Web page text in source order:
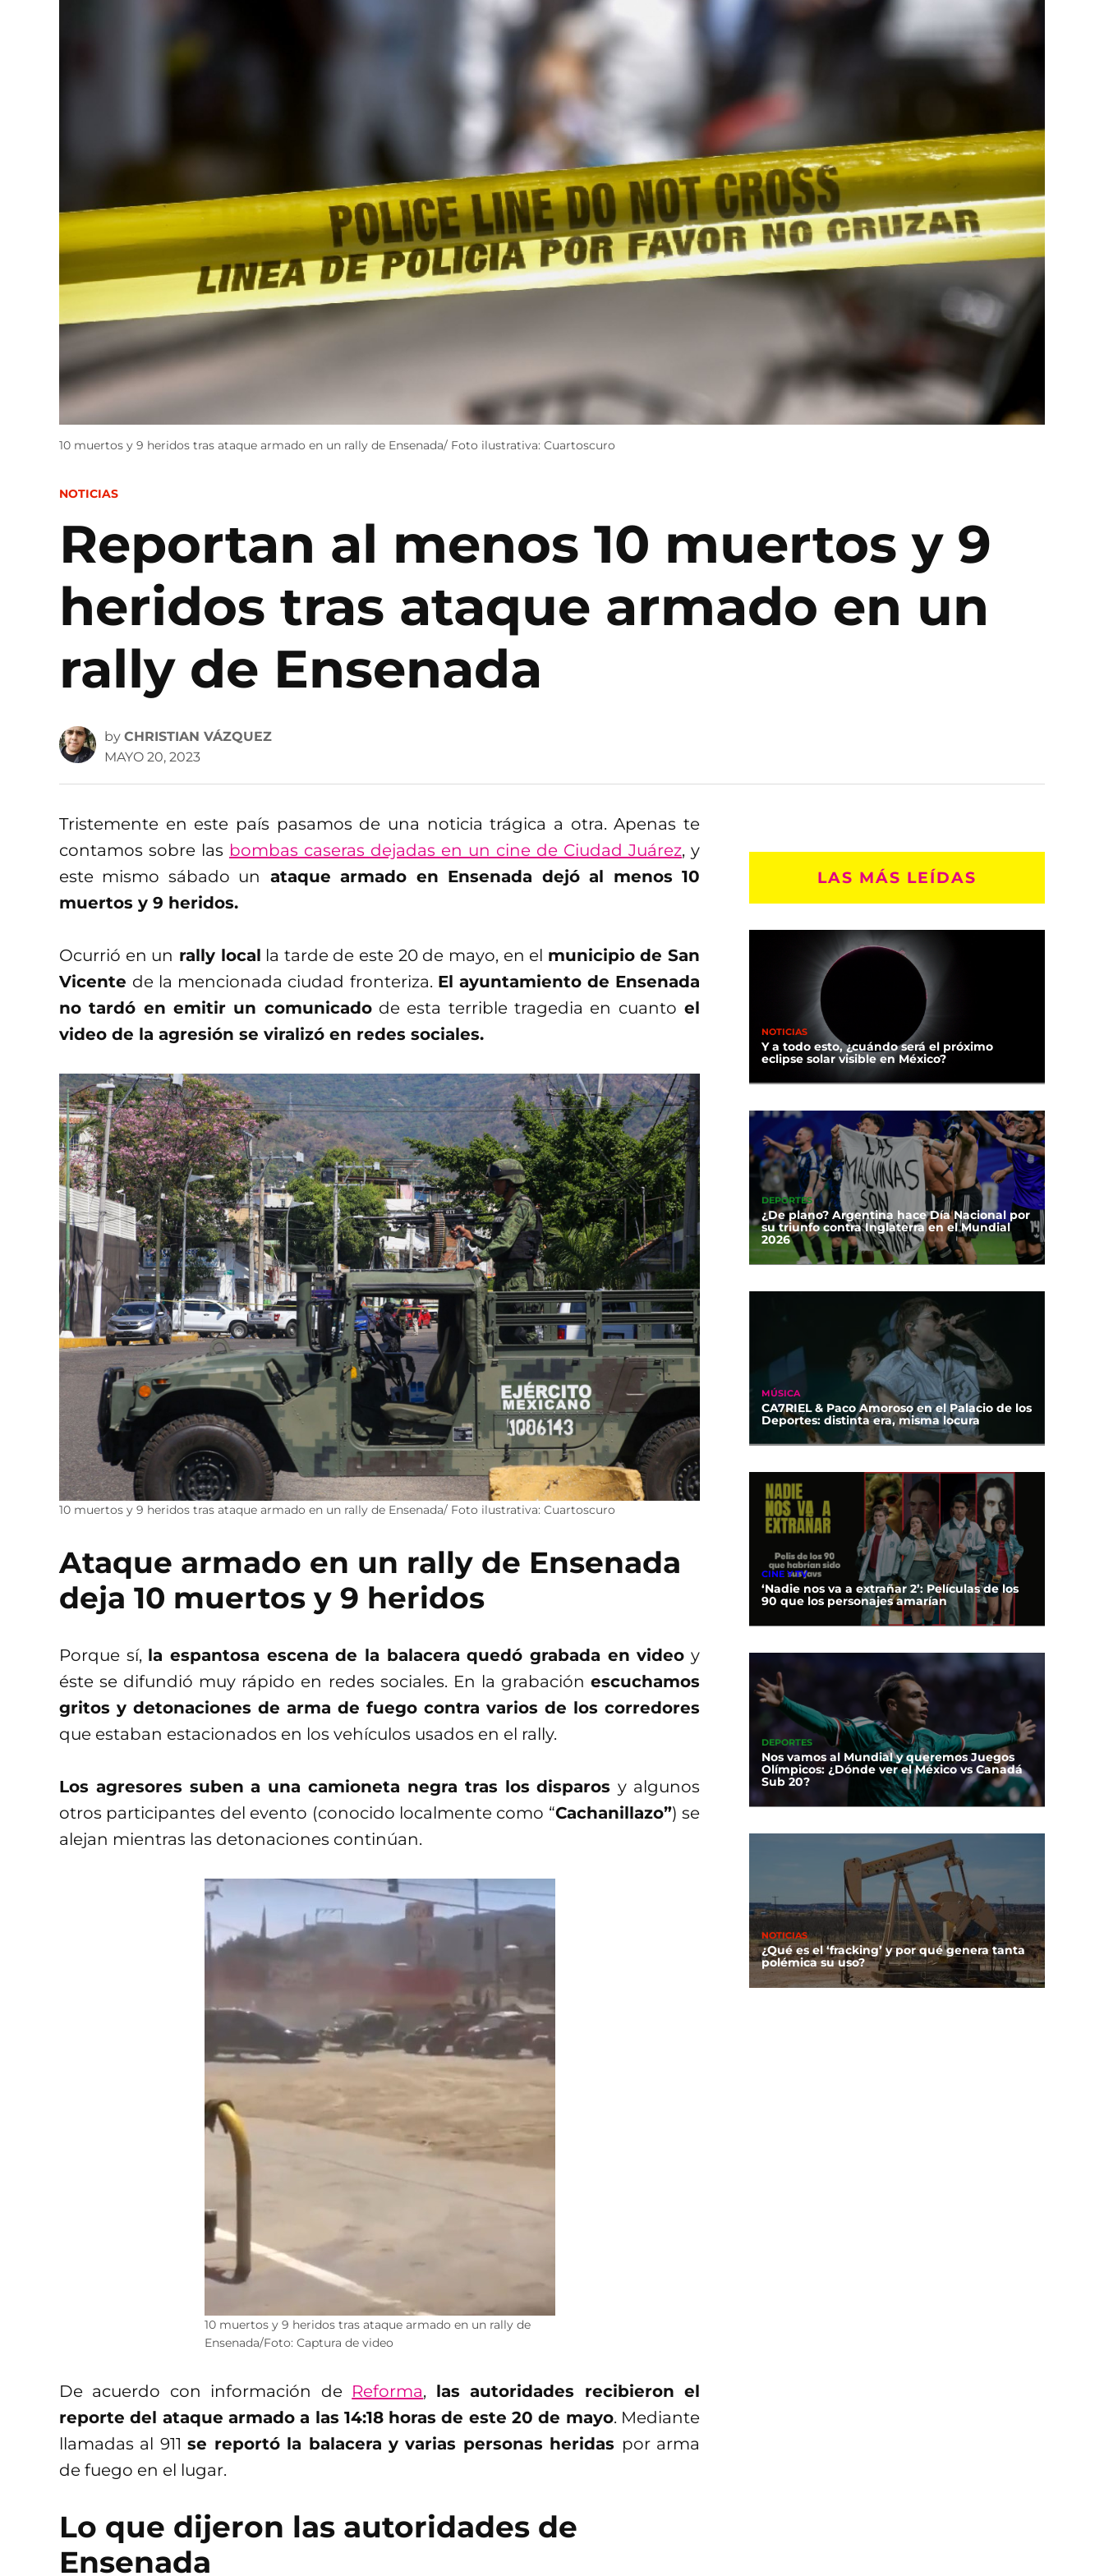
10 muertos y 9 heridos tras ataque armado en un rally de Ensenada/ Foto ilustrativa: Cuartoscuro
POSTED
NOTICIAS
Reportan al menos 10 muertos y 9
heridos tras ataque armado en un
rally de Ensenada
by CHRISTIAN VÁZQUEZ
MAYO 20, 2023
Tristemente en este país pasamos de una noticia trágica a otra. Apenas te
contamos sobre las bombas caseras dejadas en un cine de Ciudad Juárez, y
este mismo sábado un ataque armado en Ensenada dejó al menos 10
muertos y 9 heridos.
Ocurrió en un rally local la tarde de este 20 de mayo, en el municipio de San
Vicente de la mencionada ciudad fronteriza. El ayuntamiento de Ensenada
no tardó en emitir un comunicadode esta terrible tragedia en cuanto el
video de la agresión se viralizó en redes sociales.
10 muertos y 9 heridos tras ataque armado en un rally de Ensenada/ Foto ilustrativa: Cuartoscuro
Ataque armado en un rally de Ensenada
deja 10 muertos y 9 heridos
Porque sí, la espantosa escena de la balacera quedó grabada en video y
éste se difundió muy rápido en redes sociales. En la grabación escuchamos
gritos y detonaciones de arma de fuego contra varios de los corredores
que estaban estacionados en los vehículos usados en el rally.
Los agresores suben a una camioneta negra tras los disparosy algunos
otros participantes del evento (conocido localmente como “Cachanillazo”) se
alejan mientras las detonaciones continúan.
10 muertos y 9 heridos tras ataque armado en un rally de
Ensenada/Foto: Captura de video
De acuerdo con información de Reforma, las autoridades recibieron el
reporte del ataque armado a las 14:18 horas de este 20 de mayo. Mediante
llamadas al 911se reportó la balacera y varias personas heridas por arma
de fuego en el lugar.
Lo que dijeron las autoridades de
Ensenada
LAS MÁS LEÍDAS
NOTICIAS
Y a todo esto, ¿cuándo será el próximo
eclipse solar visible en México?
DEPORTES
¿De plano? Argentina hace Día Nacional por
su triunfo contra Inglaterra en el Mundial
2026
MÚSICA
CA7RIEL & Paco Amoroso en el Palacio de los
Deportes: distinta era, misma locura
CINE Y TV
‘Nadie nos va a extrañar 2’: Películas de los
90 que los personajes amarían
DEPORTES
Nos vamos al Mundial y queremos Juegos
Olímpicos: ¿Dónde ver el México vs Canadá
Sub 20?
NOTICIAS
¿Qué es el ‘fracking’ y por qué genera tanta
polémica su uso?